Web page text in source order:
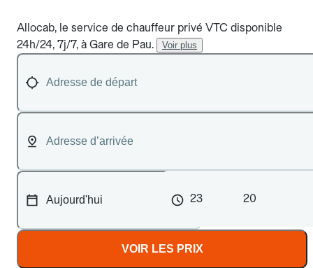
Allocab, le service de chauffeur privé VTC disponible
24h/24, 7j/7, à Gare de Pau.
Voir plus
23 20
VOIR LES PRIX